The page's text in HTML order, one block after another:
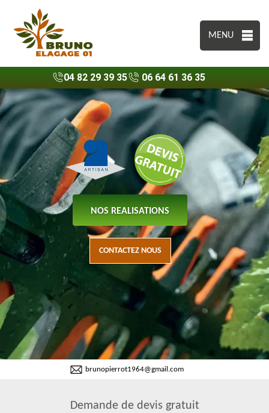
MENU
04 82 29 39 35 06 64 61 36 35
NOS REALISATIONS
CONTACTEZ NOUS
brunopierrot1964@gmail.com
Demande de devis gratuit